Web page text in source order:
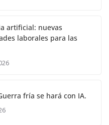
artificial: nuevas
laborales para las
fría se hará con IA.